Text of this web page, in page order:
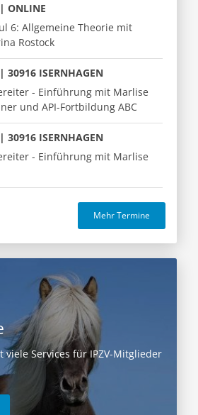
ONLINE
6: Allgemeine Theorie mit
Rostock
30916 ISERNHAGEN
- Einführung mit Marlise
und API-Fortbildung ABC
30916 ISERNHAGEN
- Einführung mit Marlise
Mehr Termine
viele Services für IPZV-Mitglieder